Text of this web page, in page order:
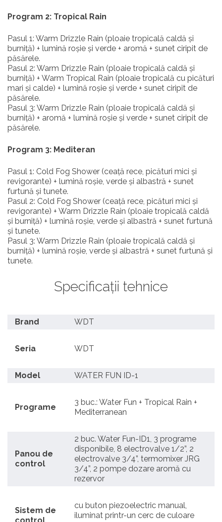
Program 2: Tropical Rain
Pasul 1: Warm Drizzle Rain (ploaie tropicală caldă și
burniță) + lumină roșie și verde + aromă + sunet ciripit de
păsărele.
Pasul 2: Warm Drizzle Rain (ploaie tropicală caldă și
burniță) + Warm Tropical Rain (ploaie tropicală cu picături
mari și calde) + lumină roșie și verde + sunet ciripit de
păsărele.
Pasul 3: Warm Drizzle Rain (ploaie tropicală caldă și
burniță) + aromă + lumină roșie și verde + sunet ciripit de
păsărele.
Program 3: Mediteran
Pasul 1: Cold Fog Shower (ceață rece, picături mici și
revigorante) + lumină roșie, verde și albastră + sunet
furtună și tunete.
Pasul 2: Cold Fog Shower (ceață rece, picături mici și
revigorante) + Warm Drizzle Rain (ploaie tropicală caldă
și burniță) + lumină roșie, verde și albastră + sunet furtună
și tunete.
Pasul 3: Warm Drizzle Rain (ploaie tropicală caldă și
burniță) + lumină roșie, verde și albastră + sunet furtună și
tunete.
Specificații tehnice
Brand WDT
Seria WDT
Model WATER FUN ID-1
Programe
3 buc.: Water Fun + Tropical Rain +
Mediterranean
Panou de
control
2 buc. Water Fun-ID1, 3 programe
disponibile, 8 electrovalve 1/2”, 2
electrovalve 3/4”, termomixer JRG
3/4”, 2 pompe dozare aromă cu
rezervor
Sistem de
control
cu buton piezoelectric manual,
iluminat printr-un cerc de culoare